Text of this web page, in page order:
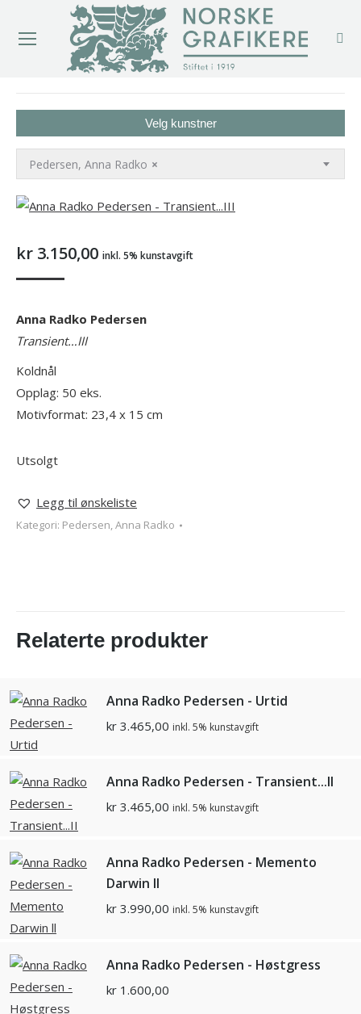
Velg kunstner
×
Pedersen, Anna Radko
kr 3.150,00 inkl. 5% kunstavgift
Anna Radko Pedersen
Transient…III
Koldnål
Opplag: 50 eks.
Motivformat: 23,4 x 15 cm
Utsolgt
Legg til ønskeliste
Kategori: Pedersen, Anna Radko
Relaterte produkter
Anna Radko Pedersen - Urtid
kr 3.465,00 inkl. 5% kunstavgift
Anna Radko Pedersen - Transient...II
kr 3.465,00 inkl. 5% kunstavgift
Anna Radko Pedersen - Memento
Darwin ll
kr 3.990,00 inkl. 5% kunstavgift
Anna Radko Pedersen - Høstgress
kr 1.600,00